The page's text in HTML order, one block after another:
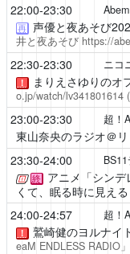
22:00-23:30
再 声優と夜あそび
井と夜あそび https://
22:30-23:30 ニコ
！ まりえさゆりのオ
o.jp/watch/lv341801614 (
23:00-23:30 超！
東山奈央のラジオ＠
23:30-24:00
終 アニメ「シンデ
くて、眠る時に見え
24:00-24:57
超！
！ 鷲崎健のヨルナイ
eaM ENDLESS RADIO